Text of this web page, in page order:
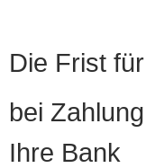
Die Frist
bei
Ihre Bank